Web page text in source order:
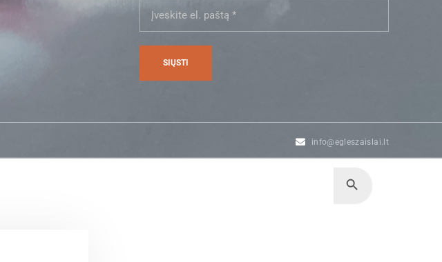
info@egleszaislai.lt